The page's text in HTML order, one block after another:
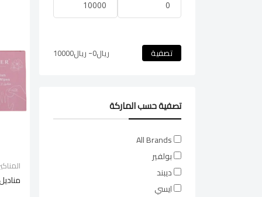
تصفية ريال0
- ريال10000
تصفية حسب الماركة
All Brands
بولفير
ديبند
ايسي